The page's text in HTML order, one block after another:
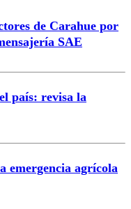
de Carahue por
SAE
país: revisa la
emergencia agrícola